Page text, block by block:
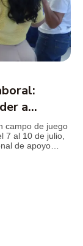
a
campo de juego
7 al 10 de julio,
de apoyo